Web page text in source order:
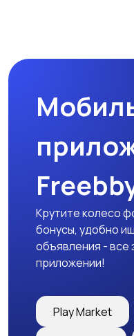
Футболки и поло
Другое
Крутите колесо
бонусы, удобно
объявления -
приложении!
Play Market